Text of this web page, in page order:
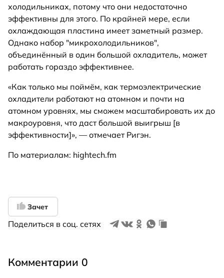
холодильниках, потому что они недостаточно
эффективны для этого. По крайней мере, если
охлаждающая пластина имеет заметный размер.
Однако набор "микрохолодильников",
объединённый в один большой охладитель, может
работать гораздо эффективнее.
«Как только мы поймём, как термоэлектрические
охладители работают на атомном и почти на
атомном уровнях, мы сможем масштабировать их до
макроуровня, что даст большой выигрыш [в
эффективности]», — отмечает Ригэн.
По материалам: hightech.fm
Зачет
Поделиться в соц. сетях
Комментарии 0